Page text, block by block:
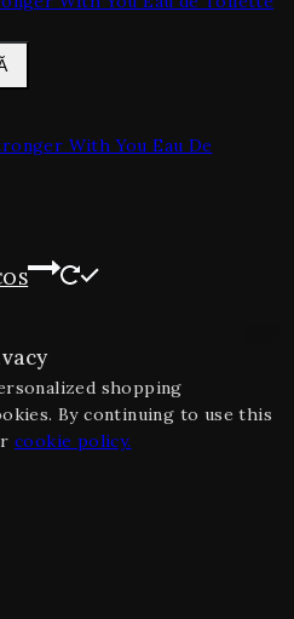
With You Eau De
shopping
By continuing to use this
cookie policy.